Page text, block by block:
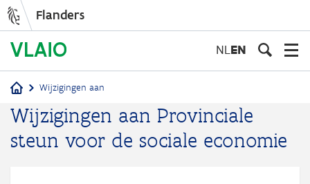
Flanders
NLEN
Breadcrumb
Wijzigingen aan
Wijzigingen aan Provinciale
steun voor de sociale economie